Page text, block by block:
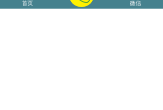
2018年以来，在教育部和省委、省政
首页 微信